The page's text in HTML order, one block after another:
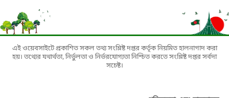
এই ওয়েবসাইটে প্রকাশিত সকল তথ্য সংশ্লিষ্ট দপ্তর কর্তৃক নিয়মিত হালনাগাদ করা
হয়। তথ্যের যথার্থতা, নির্ভুলতা ও নির্ভরযোগ্যতা নিশ্চিত করতে সংশ্লিষ্ট দপ্তর সর্বদা
সচেষ্ট।